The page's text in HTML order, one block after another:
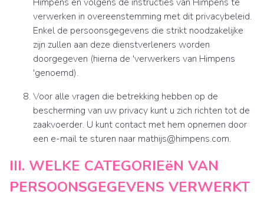
verwerken in overeenstemming met dit privacybeleid.
Enkel de persoonsgegevens die strikt noodzakelijke
zijn zullen aan deze dienstverleners worden
doorgegeven (hierna de 'verwerkers van Himpens
'genoemd).
Voor alle vragen die betrekking hebben op de
bescherming van uw privacy kunt u zich richten tot de
zaakvoerder. U kunt contact met hem opnemen door
een e-mail te sturen naar mathijs@himpens.com.
III. WELKE CATEGORIEëN VAN
PERSOONSGEGEVENS VERWERKT